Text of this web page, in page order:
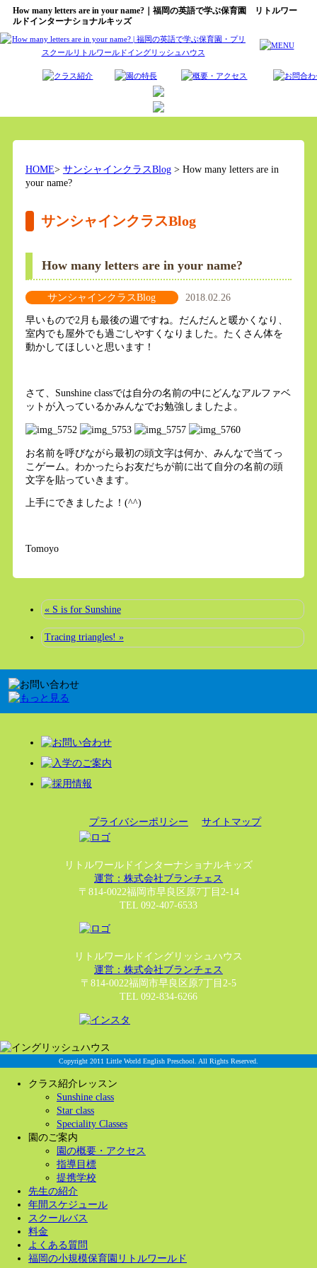
How many letters are in your name?｜福岡の英語で学ぶ保育園 リトルワー
ルドインターナショナルキッズ
HOME> サンシャインクラスBlog> How many letters are in
your name?
サンシャインクラスBlog
How many letters are in your name?
サンシャインクラスBlog 2018.02.26
早いもので2月も最後の週ですね。だんだんと暖かくなり、
室内でも屋外でも過ごしやすくなりました。たくさん体を
動かしてほしいと思います！
さて、Sunshine classでは自分の名前の中にどんなアルファベ
ットが入っているかみんなでお勉強しましたよ。
お名前を呼びながら最初の頭文字は何か、みんなで当てっ
こゲーム。わかったらお友だちが前に出て自分の名前の頭
文字を貼っていきます。
上手にできましたよ！(^^)
Tomoyo
« S is for Sunshine
Tracing triangles! »
プライバシーポリシー サイトマップ
リトルワールドインターナショナルキッズ
運営：株式会社ブランチェス
〒814-0022福岡市早良区原7丁目2-14
TEL 092-407-6533
リトルワールドイングリッシュハウス
運営：株式会社ブランチェス
〒814-0022福岡市早良区原7丁目2-5
TEL 092-834-6266
Copyright 2011 Little World English Preschool. All Rights Reserved.
クラス紹介レッスン
Sunshine class
Star class
Speciality Classes
園のご案内
園の概要・アクセス
指導目標
提携学校
先生の紹介
年間スケジュール
スクールバス
料金
よくある質問
福岡の小規模保育園リトルワールド